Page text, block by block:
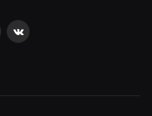
VKontakte